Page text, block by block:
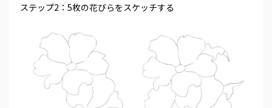
ステップ2：5枚の花びらをスケッチする